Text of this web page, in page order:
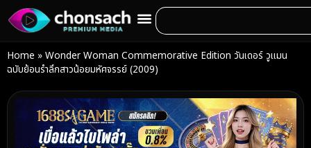
Home » Wonder Woman Commemorative Edition วันเดอร์ วูแมน
ฉบับย้อนรำลึกสาวน้อยมหัศจรรย์ (2009)